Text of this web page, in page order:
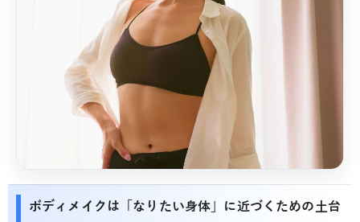
ボディメイクは「なりたい身体」に近づくための土台